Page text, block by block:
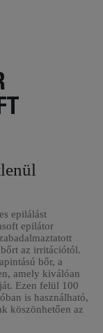
epilálást
epilátor
az irritációtól.
bőr, a
amely kiválóan
Ezen felül 100
is használható,
köszönhetően az